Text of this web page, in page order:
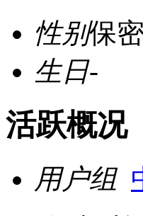
性别保密
生日-
活跃概况
用户组